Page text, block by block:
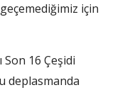
için
16 Çeşidi
deplasmanda